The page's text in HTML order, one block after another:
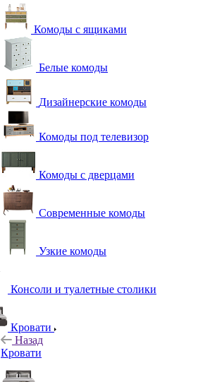
Комоды с ящиками
Белые комоды
Дизайнерские комоды
Комоды под телевизор
Комоды с дверцами
Современные комоды
Узкие комоды
Консоли и туалетные столики
Кровати
Назад
Кровати